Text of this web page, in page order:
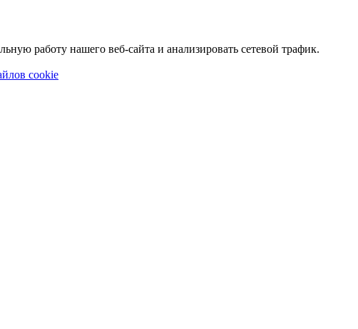
работу нашего веб-сайта и анализировать сетевой трафик.
cookie